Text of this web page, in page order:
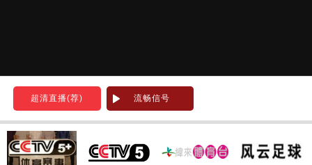
超清直播(荐) 流畅信号